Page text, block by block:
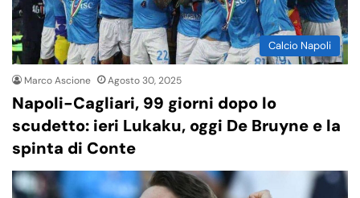
Calcio Napoli
Marco Ascione Agosto 30, 2025
Napoli-Cagliari, 99 giorni dopo lo
scudetto: ieri Lukaku, oggi De Bruyne e la
spinta di Conte